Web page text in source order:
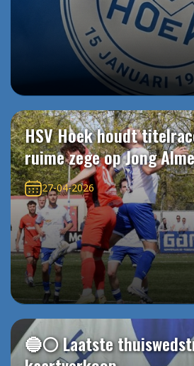
HSV Hoek houdt
ruime zege op Jong
27-04-2026
🔵⚪️ Laatste